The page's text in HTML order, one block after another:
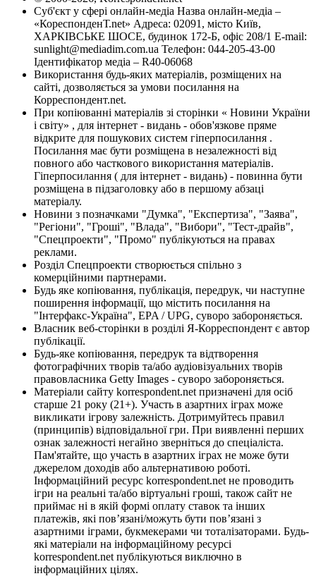
Суб'єкт у сфері онлайн-медіа Назва онлайн-медіа –
«КореспонденТ.net» Адреса: 02091, місто Київ,
ХАРКІВСЬКЕ ШОСЕ, будинок 172-Б, офіс 208/1 E-mail:
sunlight@mediadim.com.ua Телефон: 044-205-43-00
Ідентифікатор медіа – R40-06068
Використання будь-яких матеріалів, розміщених на
сайті, дозволяється за умови посилання на
Корреспондент.net.
При копіюванні матеріалів зі сторінки « Новини України
і світу» , для інтернет - видань - обов'язкове пряме
відкрите для пошукових систем гіперпосилання .
Посилання має бути розміщена в незалежності від
повного або часткового використання матеріалів.
Гіперпосилання ( для інтернет - видань) - повинна бути
розміщена в підзаголовку або в першому абзаці
матеріалу.
Новини з позначками "Думка", "Експертиза", "Заява",
"Регіони", "Гроші", "Влада", "Вибори", "Тест-драйв",
"Спецпроекти", "Промо" публікуються на правах
реклами.
Розділ Спецпроекти створюється спільно з
комерційними партнерами.
Будь яке копіювання, публікація, передрук, чи наступне
поширення інформації, що містить посилання на
"Інтерфакс-Україна", EPA / UPG, суворо забороняється.
Власник веб-сторінки в розділі Я-Корреспондент є автор
публікації.
Будь-яке копіювання, передрук та відтворення
фотографічних творів та/або аудіовізуальних творів
правовласника Getty Images - суворо забороняється.
Матеріали сайту korrespondent.net призначені для осіб
старше 21 року (21+). Участь в азартних іграх може
викликати ігрову залежність. Дотримуйтесь правил
(принципів) відповідальної гри. При виявленні перших
ознак залежності негайно зверніться до спеціаліста.
Пам'ятайте, що участь в азартних іграх не може бути
джерелом доходів або альтернативою роботі.
Інформаційний ресурс korrespondent.net не проводить
ігри на реальні та/або віртуальні гроші, також сайт не
приймає ні в якій формі оплату ставок та інших
платежів, які пов’язані/можуть бути пов’язані з
азартними іграми, букмекерами чи тоталізаторами. Будь-
які матеріали на інформаційному ресурсі
korrespondent.net публікуються виключно в
інформаційних цілях.